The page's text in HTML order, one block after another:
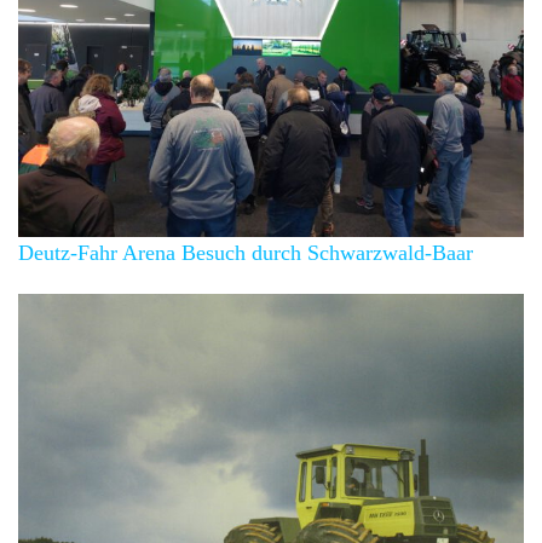
Deutz-Fahr Arena Besuch durch Schwarzwald-Baar